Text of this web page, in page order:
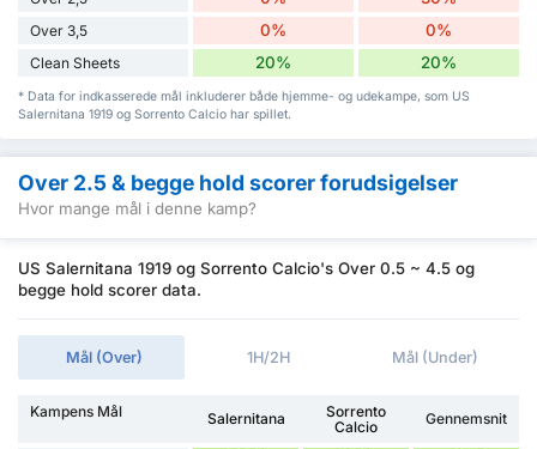
Over 3,5 0% 0%
Clean Sheets 20% 20%
* Data for indkasserede mål inkluderer både hjemme- og udekampe, som US
Salernitana 1919 og Sorrento Calcio har spillet.
Over 2.5 & begge hold scorer forudsigelser
Hvor mange mål i denne kamp?
US Salernitana 1919 og Sorrento Calcio's Over 0.5 ~ 4.5 og
begge hold scorer data.
Mål (Over) 1H/2H Mål (Under)
Kampens Mål Salernitana
Sorrento
Calcio
Gennemsnit